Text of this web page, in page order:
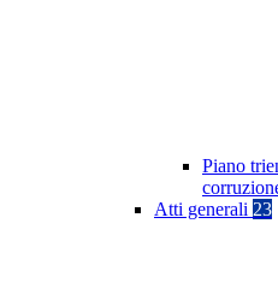
Piano
Atti generali 23